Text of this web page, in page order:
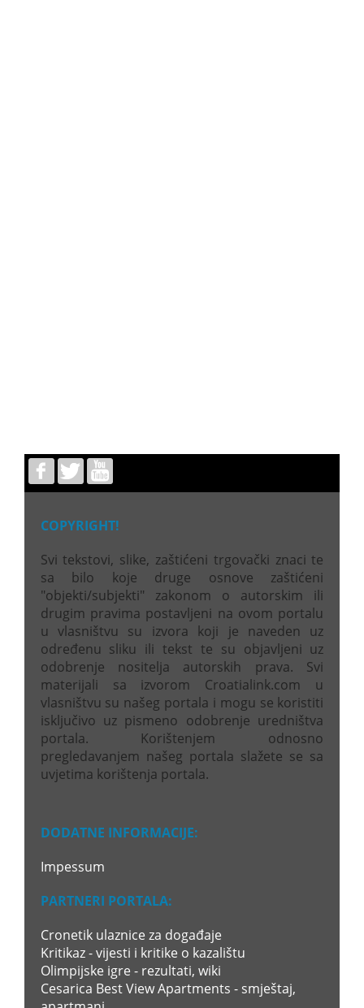
COPYRIGHT!
Svi tekstovi, slike, zaštićeni trgovački znaci te
sa bilo koje druge osnove zaštićeni
"objekti/subjekti" zakonom o autorskim ili
drugim pravima postavljeni na ovom portalu
u vlasništvu su izvora koji je naveden uz
određenu sliku ili tekst te su objavljeni uz
odobrenje nositelja autorskih prava. Svi
materijali sa izvorom Croatialink.com u
vlasništvu su našeg portala i mogu se koristiti
isključivo uz pismeno odobrenje uredništva
portala. Korištenjem odnosno
pregledavanjem našeg portala slažete se sa
uvjetima korištenja portala.
DODATNE INFORMACIJE:
Impessum
PARTNERI PORTALA:
Cronetik ulaznice za događaje
Kritikaz - vijesti i kritike o kazalištu
Olimpijske igre - rezultati, wiki
Cesarica Best View Apartments - smještaj,